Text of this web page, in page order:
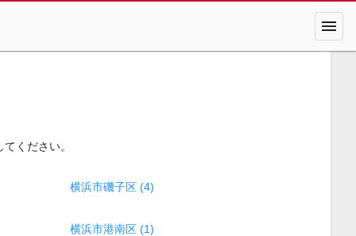
menu
ください。
横浜市磯子区 (4)
横浜市港南区 (1)